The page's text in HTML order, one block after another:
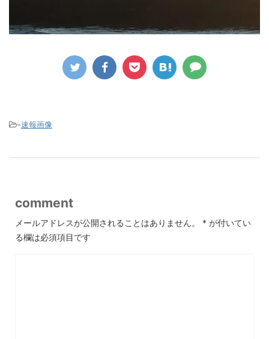
-速報画像
comment
メールアドレスが公開されることはありません。 * が付いてい
る欄は必須項目です